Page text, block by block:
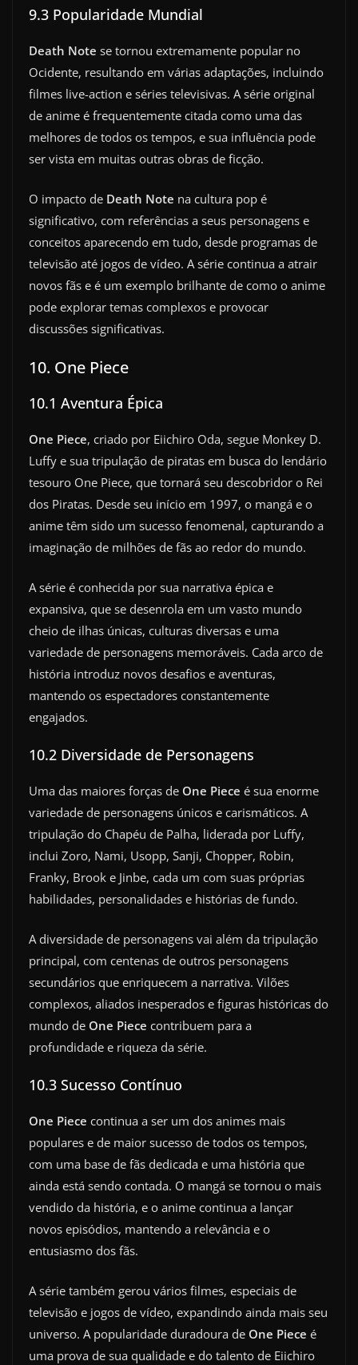
9.3 Popularidade Mundial
Death Note se tornou extremamente popular no
Ocidente, resultando em várias adaptações, incluindo
filmes live-action e séries televisivas. A série original
de anime é frequentemente citada como uma das
melhores de todos os tempos, e sua influência pode
ser vista em muitas outras obras de ficção.
O impacto de Death Note na cultura pop é
significativo, com referências a seus personagens e
conceitos aparecendo em tudo, desde programas de
televisão até jogos de vídeo. A série continua a atrair
novos fãs e é um exemplo brilhante de como o anime
pode explorar temas complexos e provocar
discussões significativas.
10. One Piece
10.1 Aventura Épica
One Piece, criado por Eiichiro Oda, segue Monkey D.
Luffy e sua tripulação de piratas em busca do lendário
tesouro One Piece, que tornará seu descobridor o Rei
dos Piratas. Desde seu início em 1997, o mangá e o
anime têm sido um sucesso fenomenal, capturando a
imaginação de milhões de fãs ao redor do mundo.
A série é conhecida por sua narrativa épica e
expansiva, que se desenrola em um vasto mundo
cheio de ilhas únicas, culturas diversas e uma
variedade de personagens memoráveis. Cada arco de
história introduz novos desafios e aventuras,
mantendo os espectadores constantemente
engajados.
10.2 Diversidade de Personagens
Uma das maiores forças de One Piece é sua enorme
variedade de personagens únicos e carismáticos. A
tripulação do Chapéu de Palha, liderada por Luffy,
inclui Zoro, Nami, Usopp, Sanji, Chopper, Robin,
Franky, Brook e Jinbe, cada um com suas próprias
habilidades, personalidades e histórias de fundo.
A diversidade de personagens vai além da tripulação
principal, com centenas de outros personagens
secundários que enriquecem a narrativa. Vilões
complexos, aliados inesperados e figuras históricas do
mundo de One Piece contribuem para a
profundidade e riqueza da série.
10.3 Sucesso Contínuo
One Piece continua a ser um dos animes mais
populares e de maior sucesso de todos os tempos,
com uma base de fãs dedicada e uma história que
ainda está sendo contada. O mangá se tornou o mais
vendido da história, e o anime continua a lançar
novos episódios, mantendo a relevância e o
entusiasmo dos fãs.
A série também gerou vários filmes, especiais de
televisão e jogos de vídeo, expandindo ainda mais seu
universo. A popularidade duradoura de One Piece é
uma prova de sua qualidade e do talento de Eiichiro